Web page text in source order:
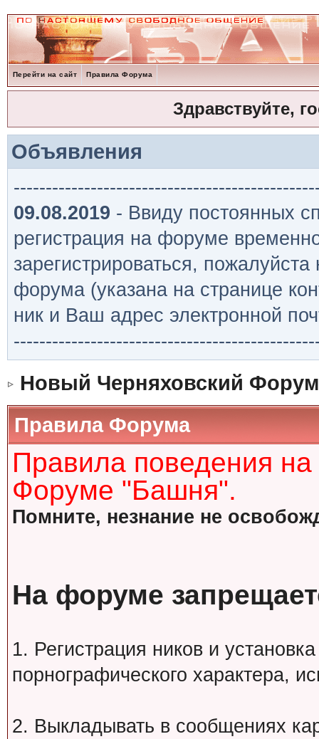
Перейти на сайт Правила Форума
Здравствуйте,
Объявления
09.08.2019 - Ввиду постоянных
регистрация на форуме
зарегистрироваться,
форума (указана на странице
ник и Ваш адрес электронной
Новый Черняховский Форум
Правила Форума
Правила поведения
Форуме "Башня".
Помните, незнание не
На форуме
1. Регистрация ников и
порнографического характера,
2. Выкладывать в сообщениях